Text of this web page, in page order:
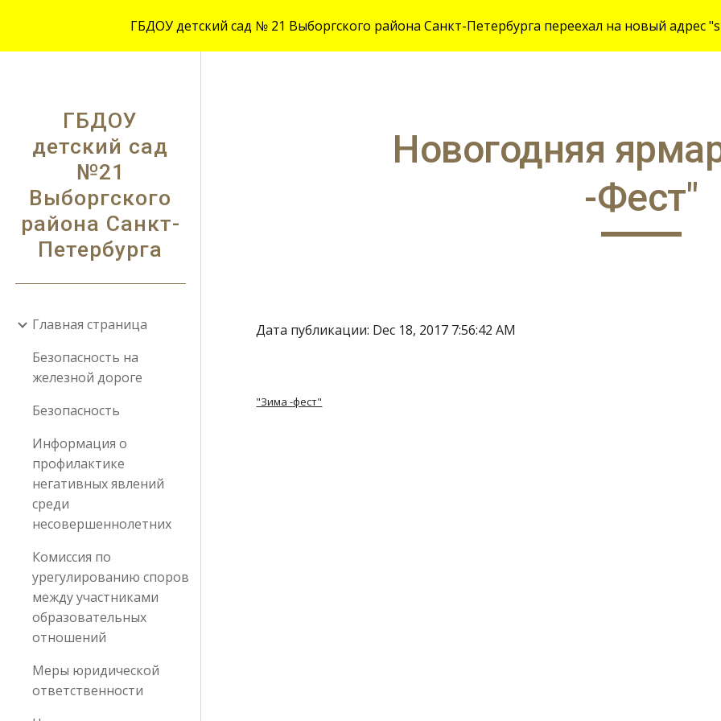
Skip to main content Skip to
ГБДОУ детский сад № 21 Выборгского района Санкт-Петербурга переехал на новый адрес
ГБДОУ
детский сад
№21
Выборгского
района Санкт-
Петербурга
Главная страница
Безопасность на
железной дороге
Безопасность
Информация о
профилактике
негативных явлений
среди
несовершеннолетних
Комиссия по
урегулированию споров
между участниками
образовательных
отношений
Меры юридической
ответственности
Новогодняя
-Фест"
Дата публикации: Dec 18, 2017 7:56:42 AM
"Зима -фест"